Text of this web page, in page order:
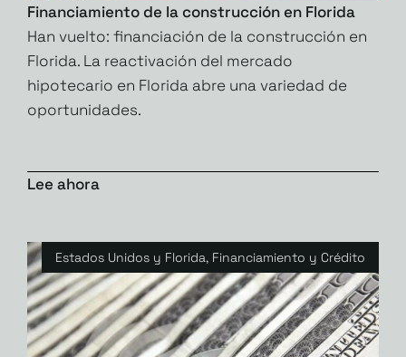
Financiamiento de la construcción en Florida
Han vuelto: financiación de la construcción en
Florida. La reactivación del mercado
hipotecario en Florida abre una variedad de
oportunidades.
Lee ahora
Estados Unidos y Florida, Financiamiento y Crédito